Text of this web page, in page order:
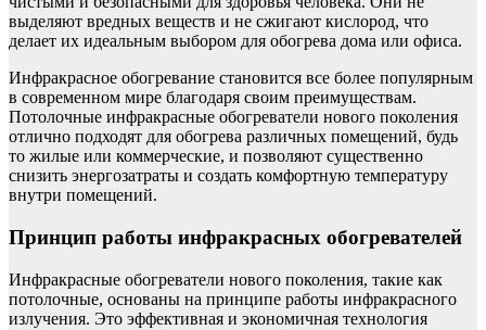
выделяют вредных веществ и не сжигают кислород, что
делает их идеальным выбором для обогрева дома или офиса.
Инфракрасное обогревание становится все более популярным
в современном мире благодаря своим преимуществам.
Потолочные инфракрасные обогреватели нового поколения
отлично подходят для обогрева различных помещений, будь
то жилые или коммерческие, и позволяют существенно
снизить энергозатраты и создать комфортную температуру
внутри помещений.
Принцип работы инфракрасных обогревателей
Инфракрасные обогреватели нового поколения, такие как
потолочные, основаны на принципе работы инфракрасного
излучения. Это эффективная и экономичная технология